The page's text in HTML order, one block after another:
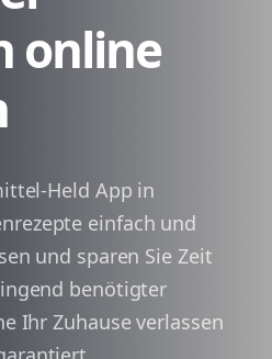
online
Held App in
einfach und
und sparen Sie Zeit
benötigter
Ihr Zuhause verlassen